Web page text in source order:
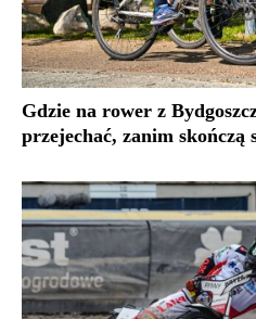
Gdzie na rower z
przejechać, zanim skończą